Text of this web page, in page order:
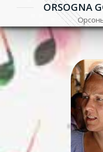
ORSOGNA